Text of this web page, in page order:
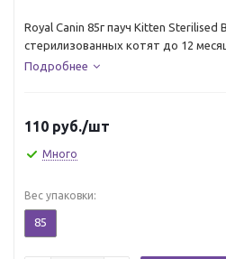
Royal Canin 85г пауч Kitten
стерилизованных котят до 12
Подробнее
110 руб./шт
Много
Вес упаковки:
85